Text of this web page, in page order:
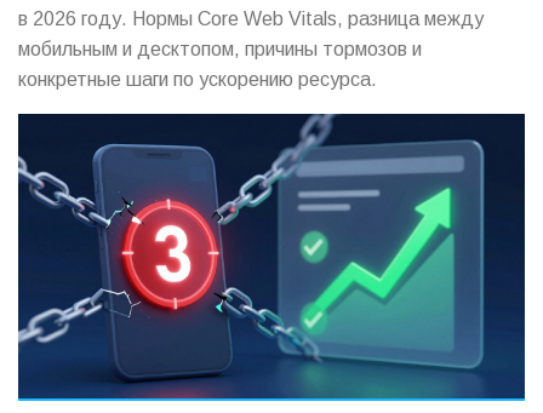
в 2026 году. Нормы Core Web Vitals, разница между
мобильным и десктопом, причины тормозов и
конкретные шаги по ускорению ресурса.